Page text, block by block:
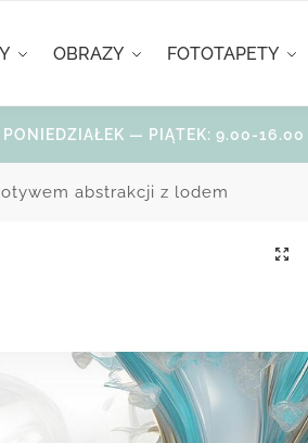
OBRAZY FOTOTAPETY
PONIEDZIAŁEK — PIĄTEK: 9.00-16.00
abstrakcji z lodem